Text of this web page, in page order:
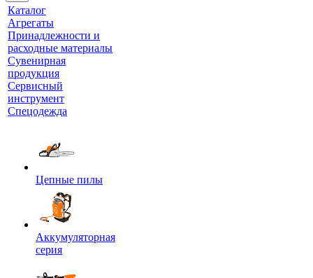
Каталог
Агрегаты
Принадлежности и
расходные материалы
Сувенирная
продукция
Сервисный
инструмент
Спецодежда
Цепные пилы
Аккумуляторная
серия